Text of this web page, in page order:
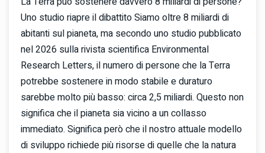
Uno studio riapre il dibattito Siamo oltre 8 miliardi di
abitanti sul pianeta, ma secondo uno studio pubblicato
nel 2026 sulla rivista scientifica Environmental
Research Letters, il numero di persone che la Terra
potrebbe sostenere in modo stabile e duraturo
sarebbe molto più basso: circa 2,5 miliardi. Questo non
significa che il pianeta sia vicino a un collasso
immediato. Significa però che il nostro attuale modello
di sviluppo richiede più risorse di quelle che la natura